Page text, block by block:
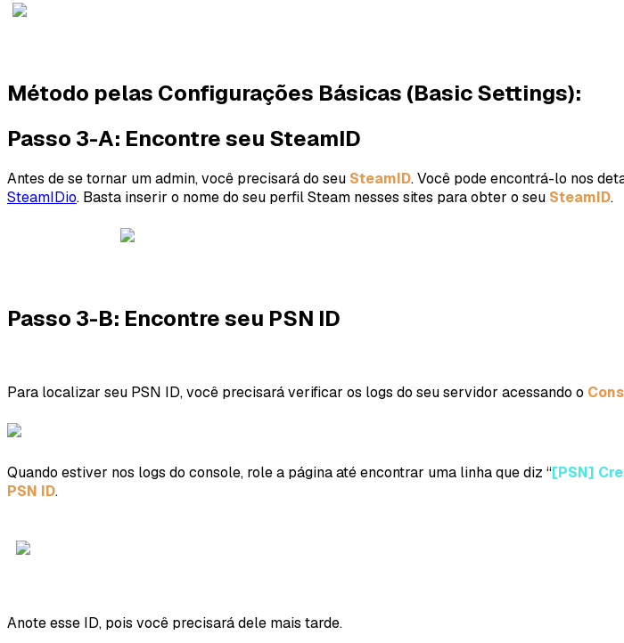
Método pelas Configurações Básicas (Basic Settings):
Passo 3-A: Encontre seu SteamID
Antes de se tornar um admin, você precisará do seu SteamID. Você pode encontrá-lo nos
SteamIDio. Basta inserir o nome do seu perfil Steam nesses sites para obter o seu SteamID.
Passo 3-B: Encontre seu PSN ID
Para localizar seu PSN ID, você precisará verificar os logs do seu servidor acessando o
Quando estiver nos logs do console, role a página até encontrar uma linha que diz “[PSN]
PSN ID.
Anote esse ID, pois você precisará dele mais tarde.